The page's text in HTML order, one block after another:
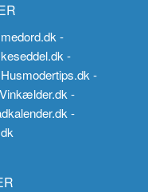
-
-
Husmodertips.dk-
-
-